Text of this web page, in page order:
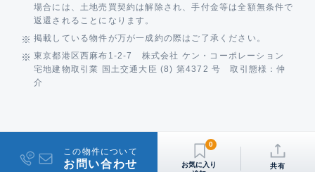
場合には、土地売買契約は解除され、手付金等は全額無条件で
返還されることになります。
掲載している物件が万が一成約の際はご了承ください。
東京都港区西麻布1-2-7 株式会社 ケン・コーポレーション
宅地建物取引業 国土交通大臣 (8) 第4372 号 取引態様：仲
介
この物件について
お問い合わせ
0
共有